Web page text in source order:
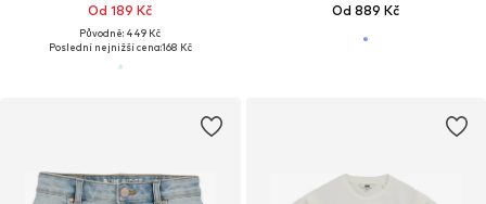
Od 189 Kč
Původně: 449 Kč
Poslední nejnižší cena:168 Kč
Od 889 Kč